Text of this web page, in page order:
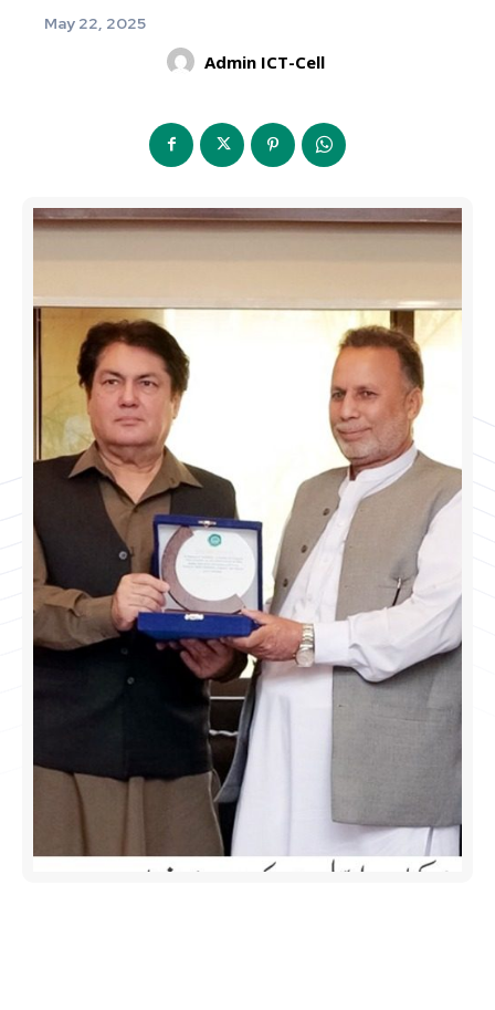
May 22, 2025
Admin ICT-Cell